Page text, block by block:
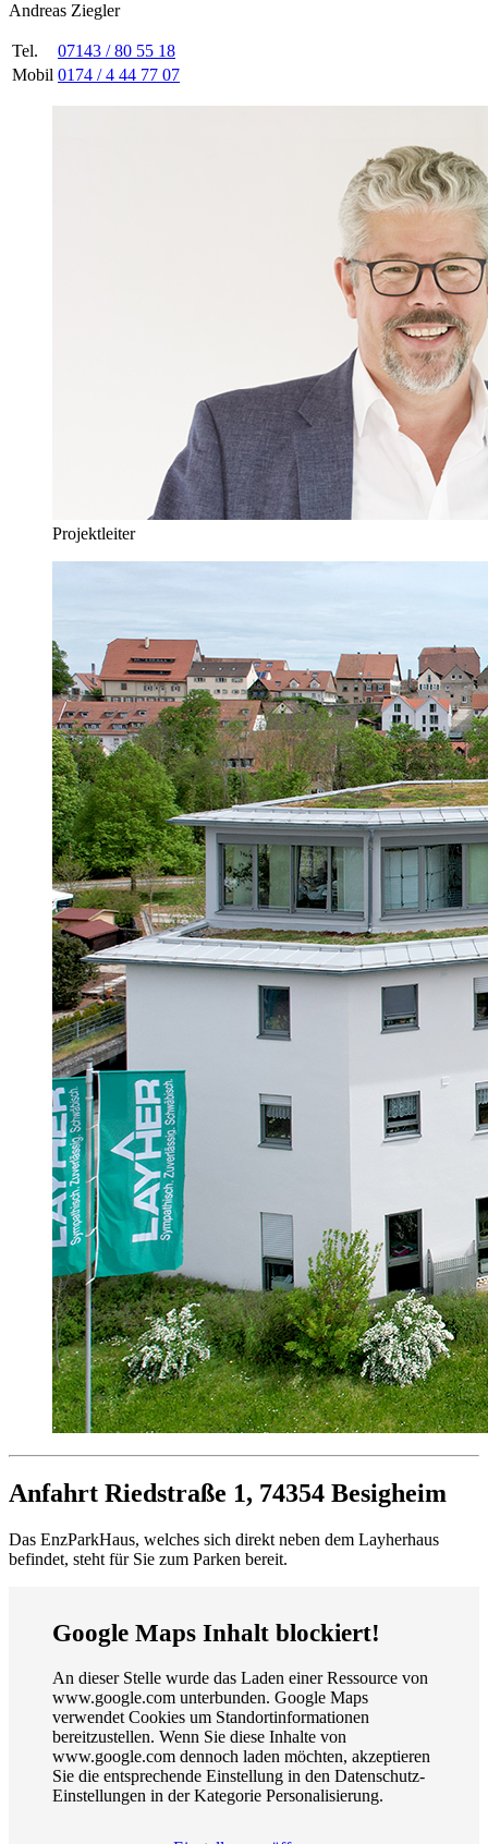
Andreas Ziegler
Tel.
07143 / 80 55 18
Mobil 0174 / 4 44 77 07
Projektleiter
Anfahrt Riedstraße 1, 74354 Besigheim
Das EnzParkHaus, welches sich direkt neben dem Layherhaus
befindet, steht für Sie zum Parken bereit.
Google Maps Inhalt blockiert!
An dieser Stelle wurde das Laden einer Ressource von
www.google.com unterbunden. Google Maps
verwendet Cookies um Standortinformationen
bereitzustellen. Wenn Sie diese Inhalte von
www.google.com dennoch laden möchten, akzeptieren
Sie die entsprechende Einstellung in den Datenschutz-
Einstellungen in der Kategorie Personalisierung.